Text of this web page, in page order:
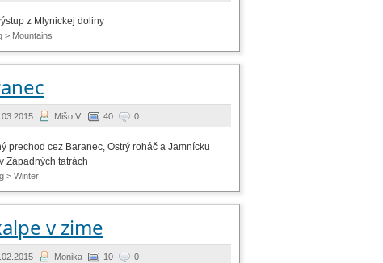
z Mlynickej doliny
> Mountains
Mišo V. 40 0
prechod cez Baranec, Ostrý roháč a Jamnícku
Západných tatrách
> Winter
v zime
Monika 10 0